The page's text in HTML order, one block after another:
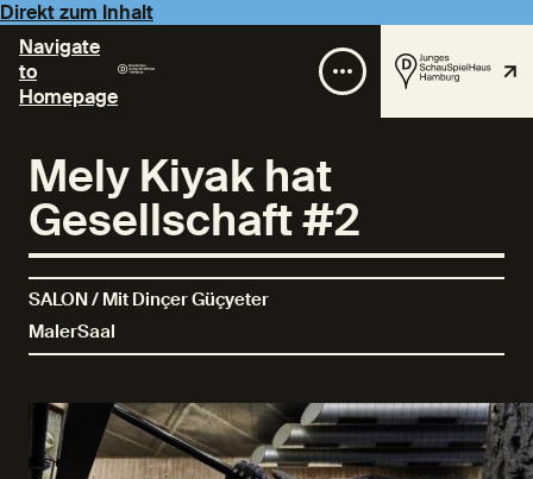
Direkt zum Inhalt
Navigate
to
Homepage
Mely Kiyak hat
Gesellschaft #2
SALON / Mit Dinçer Güçyeter
MalerSaal